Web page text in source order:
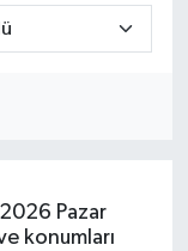
Pazar
konumları